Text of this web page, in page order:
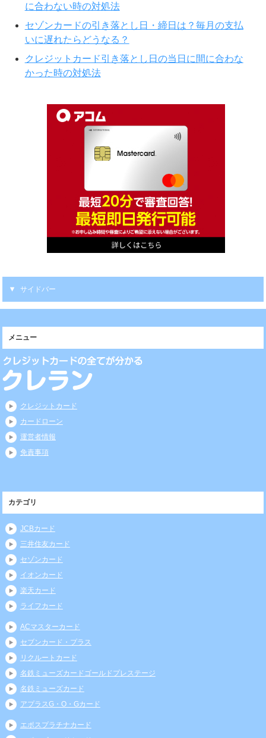
に合わない時の対処法
セゾンカードの引き落とし日・締日は？毎月の支払
いに遅れたらどうなる？
クレジットカード引き落とし日の当日に間に合わな
かった時の対処法
サイドバー
メニュー
クレジットカード
カードローン
運営者情報
免責事項
カテゴリ
JCBカード
三井住友カード
セゾンカード
イオンカード
楽天カード
ライフカード
ACマスターカード
セブンカード・プラス
リクルートカード
名鉄ミューズカードゴールドプレステージ
名鉄ミューズカード
アプラスG・O・Gカード
エポスプラチナカード